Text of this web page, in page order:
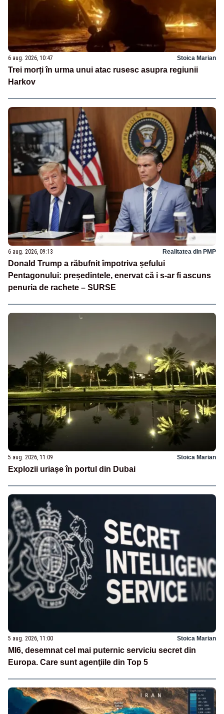
6 aug. 2026, 10:47 Stoica Marian
Trei morți în urma unui atac rusesc asupra regiunii
Harkov
6 aug. 2026, 09:13 Realitatea din PMP
Donald Trump a răbufnit împotriva șefului
Pentagonului: președintele, enervat că i s-ar fi ascuns
penuria de rachete – SURSE
5 aug. 2026, 11:09 Stoica Marian
Explozii uriașe în portul din Dubai
5 aug. 2026, 11:00 Stoica Marian
MI6, desemnat cel mai puternic serviciu secret din
Europa. Care sunt agenţiile din Top 5